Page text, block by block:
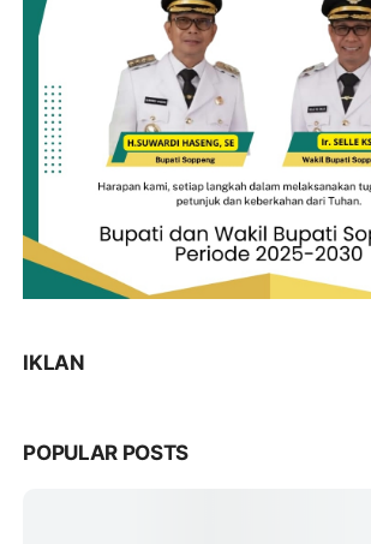
IKLAN
POPULAR POSTS